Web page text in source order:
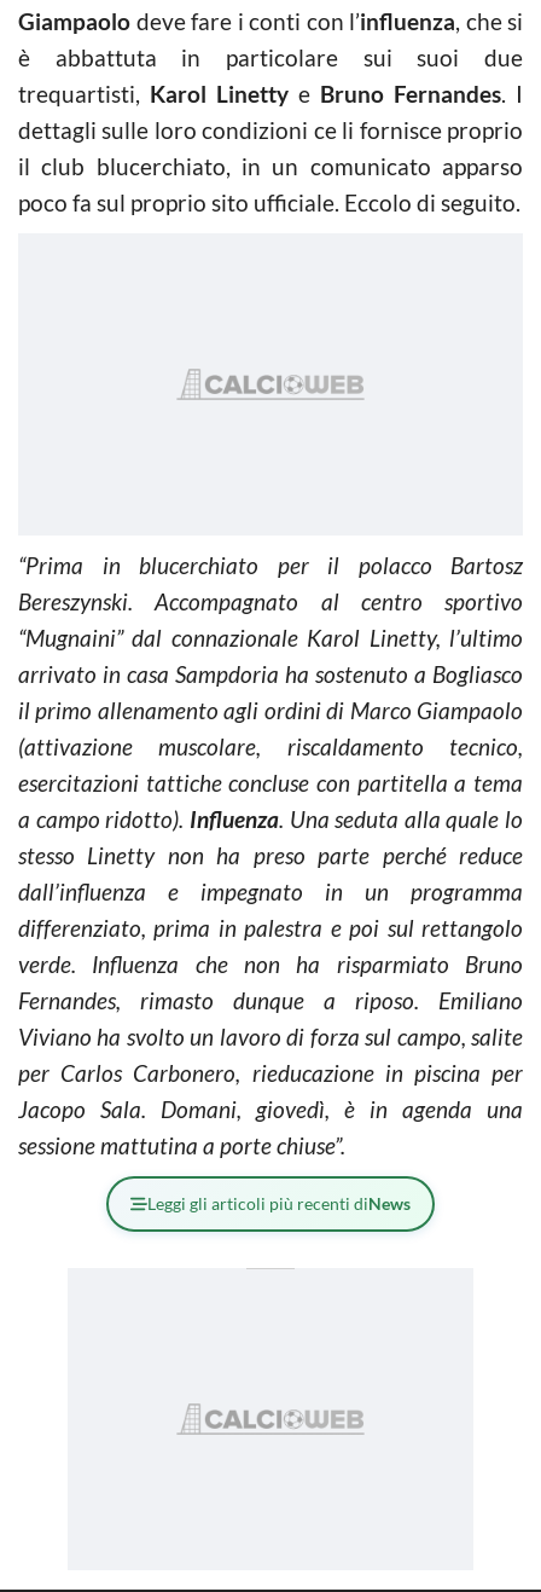
Giampaolo deve fare i conti con l’influenza, che si
è abbattuta in particolare sui suoi due
trequartisti, Karol Linetty e Bruno Fernandes. I
dettagli sulle loro condizioni ce li fornisce proprio
il club blucerchiato, in un comunicato apparso
poco fa sul proprio sito ufficiale. Eccolo di seguito.
“Prima in blucerchiato per il polacco Bartosz
Bereszynski. Accompagnato al centro sportivo
“Mugnaini” dal connazionale Karol Linetty, l’ultimo
arrivato in casa Sampdoria ha sostenuto a Bogliasco
il primo allenamento agli ordini di Marco Giampaolo
(attivazione muscolare, riscaldamento tecnico,
esercitazioni tattiche concluse con partitella a tema
a campo ridotto). Influenza. Una seduta alla quale lo
stesso Linetty non ha preso parte perché reduce
dall’influenza e impegnato in un programma
differenziato, prima in palestra e poi sul rettangolo
verde. Influenza che non ha risparmiato Bruno
Fernandes, rimasto dunque a riposo. Emiliano
Viviano ha svolto un lavoro di forza sul campo, salite
per Carlos Carbonero, rieducazione in piscina per
Jacopo Sala. Domani, giovedì, è in agenda una
sessione mattutina a porte chiuse”.
Leggi gli articoli più recenti diNews